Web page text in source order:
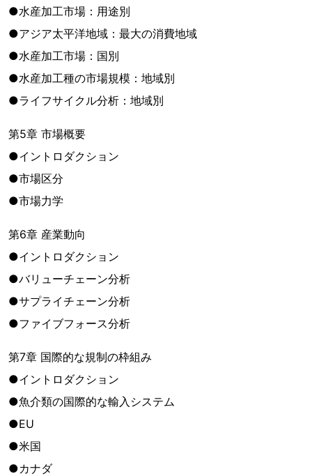
●水産加工市場：用途別
●アジア太平洋地域：最大の消費地域
●水産加工市場：国別
●水産加工種の市場規模：地域別
●ライフサイクル分析：地域別
第5章 市場概要
●イントロダクション
●市場区分
●市場力学
第6章 産業動向
●イントロダクション
●バリューチェーン分析
●サプライチェーン分析
●ファイブフォース分析
第7章 国際的な規制の枠組み
●イントロダクション
●魚介類の国際的な輸入システム
●EU
●米国
●カナダ